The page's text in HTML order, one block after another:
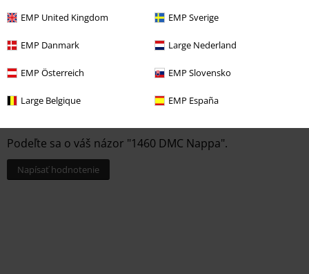
EMP United Kingdom EMP Sverige
EMP Danmark Large Nederland
EMP Österreich EMP Slovensko
Large Belgique EMP España
€ 172,99 € 151,99
0 Hodnotení
Podeľte sa o váš názor "1460 DMC Nappa".
Napísať hodnotenie